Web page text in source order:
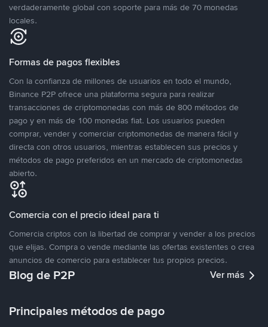
verdaderamente global con soporte para más de 70 monedas
locales.
Formas de pagos flexibles
Con la confianza de millones de usuarios en todo el mundo,
Binance P2P ofrece una plataforma segura para realizar
transacciones de criptomonedas con más de 800 métodos de
pago y en más de 100 monedas fiat. Los usuarios pueden
comprar, vender y comerciar criptomonedas de manera fácil y
directa con otros usuarios, mientras establecen sus precios y
métodos de pago preferidos en un mercado de criptomonedas
abierto.
Comercia con el precio ideal para ti
Comercia criptos con la libertad de comprar y vender a los precios
que elijas. Compra o vende mediante las ofertas existentes o crea
anuncios de comercio para establecer tus propios precios.
Blog de P2P Ver más
Principales métodos de pago